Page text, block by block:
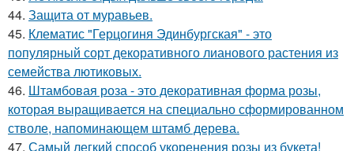
44. Защита от муравьев.
45. Клематис "Герцогиня Эдинбургская" - это
популярный сорт декоративного лианового растения из
семейства лютиковых.
46. Штамбовая роза - это декоративная форма розы,
которая выращивается на специально сформированном
стволе, напоминающем штамб дерева.
47. Самый легкий способ укоренения розы из букета!